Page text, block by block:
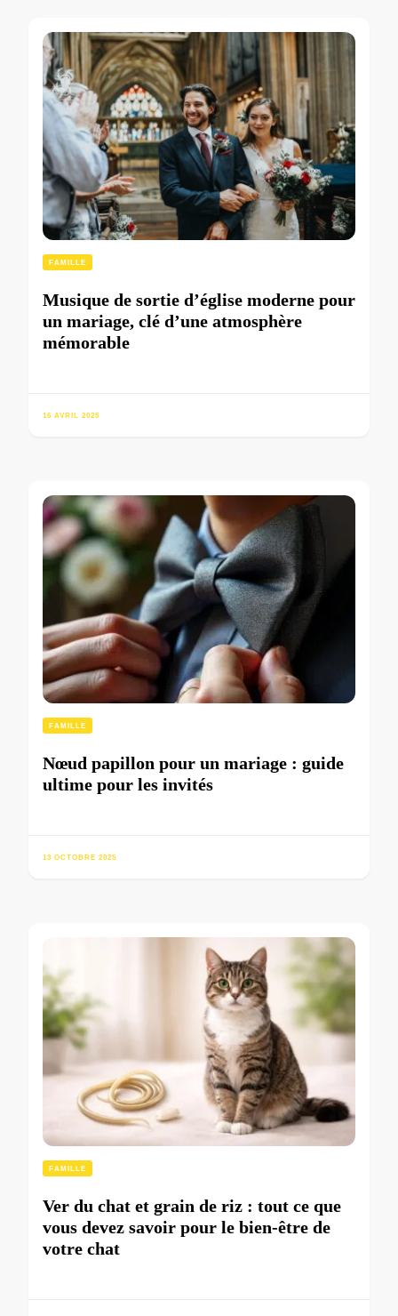
FAMILLE
Musique de sortie d’église moderne pour
un mariage, clé d’une atmosphère
mémorable
16 AVRIL 2025
FAMILLE
Nœud papillon pour un mariage : guide
ultime pour les invités
13 OCTOBRE 2025
FAMILLE
Ver du chat et grain de riz : tout ce que
vous devez savoir pour le bien-être de
votre chat